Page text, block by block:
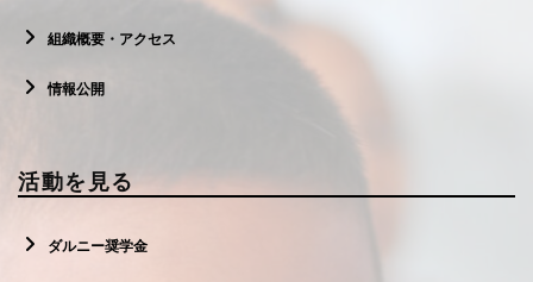
組織概要・アクセス
情報公開
活動を見る
ダルニー奨学金